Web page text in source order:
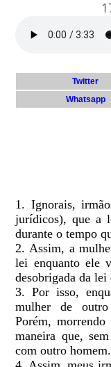
Twitter
Whatsapp
1. Ignorais,
jurídicos), que a
durante o tempo
2. Assim, a
lei enquanto ele
desobrigada da
3. Por isso,
mulher de outro
Porém,
maneira que,
com outro homem.